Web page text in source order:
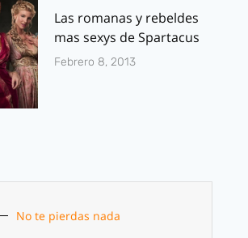
Las romanas y rebeldes
mas sexys de Spartacus
Febrero 8, 2013
No te pierdas nada